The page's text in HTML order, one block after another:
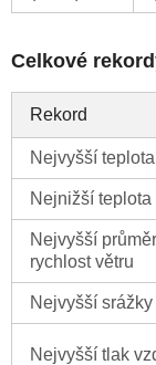
Celkové
Rekord
Nejvyšší teplota
Nejnižší teplota
Nejvyšší
rychlost větru
Nejvyšší srážky
Nejvyšší tlak